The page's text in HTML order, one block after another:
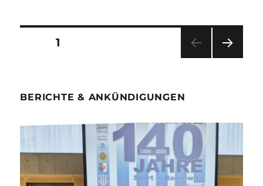
Seitennummerierung
Beiträge
SEITE1
BERICHTE & ANKÜNDIGUNGEN